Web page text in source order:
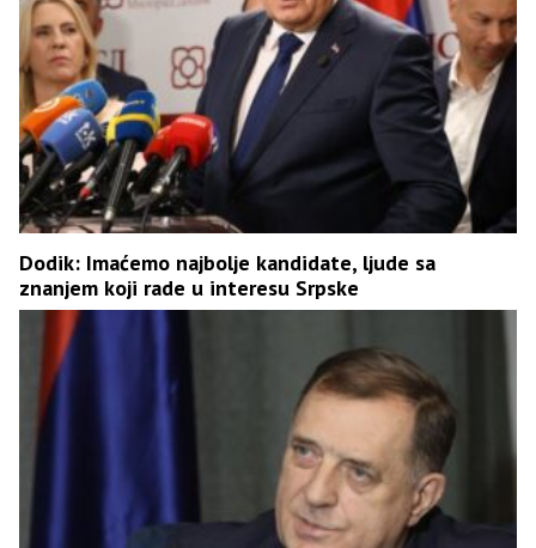
Dodik: Imaćemo najbolje kandidate, ljude sa
znanjem koji rade u interesu Srpske